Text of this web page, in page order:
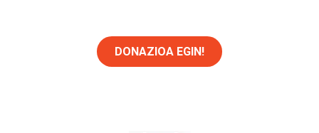
DONAZIOA EGIN!